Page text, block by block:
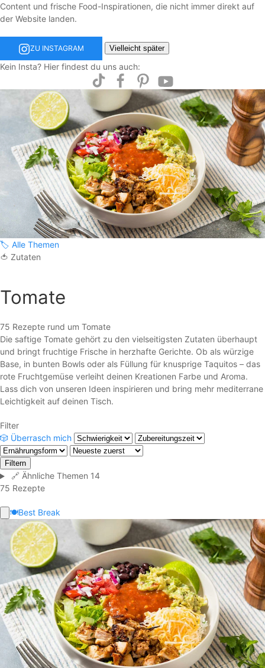
Content und frische Food-Inspirationen, die nicht immer direkt auf
der Website landen.
ZU INSTAGRAM Vielleicht später
Kein Insta? Hier findest du uns auch:
🏷️ Alle Themen
🍅 Zutaten
Tomate
75 Rezepte rund um Tomate
Die saftige Tomate gehört zu den vielseitigsten Zutaten überhaupt
und bringt fruchtige Frische in herzhafte Gerichte. Ob als würzige
Base, in bunten Bowls oder als Füllung für knusprige Taquitos – das
rote Fruchtgemüse verleiht deinen Kreationen Farbe und Aroma.
Lass dich von unseren Ideen inspirieren und bring mehr mediterrane
Leichtigkeit auf deinen Tisch.
Filter
🎲 Überrasch mich
Filtern
🔗 Ähnliche Themen 14
75 Rezepte
🍽️Best Break